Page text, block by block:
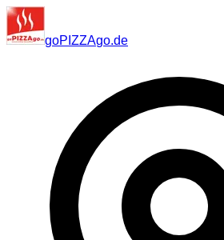
goPIZZAgo.de